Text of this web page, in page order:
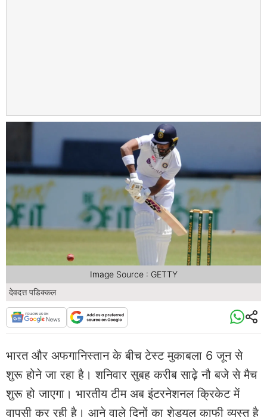
देवदत्त पडिक्कल
Image Source : GETTY
भारत और अफगानिस्तान के बीच टेस्ट मुकाबला 6 जून से
शुरू होने जा रहा है। शनिवार सुबह करीब साढ़े नौ बजे से मैच
शुरू हो जाएगा। भारतीय टीम अब इंटरनेशनल क्रिकेट में
वापसी कर रही है। आने वाले दिनों का शेड्यूल काफी व्यस्त है